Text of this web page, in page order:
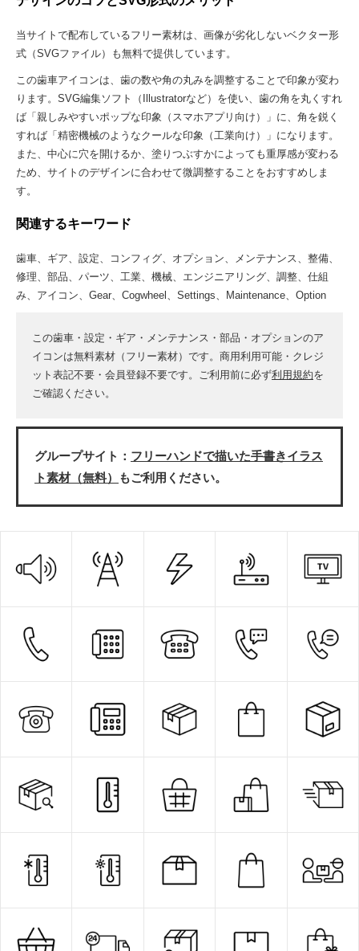
当サイトで配布しているフリー素材は、画像が劣化しないベクター形
式（SVGファイル）も無料で提供しています。
この歯車アイコンは、歯の数や角の丸みを調整することで印象が変わ
ります。SVG編集ソフト（Illustratorなど）を使い、歯の角を丸くすれ
ば「親しみやすいポップな印象（スマホアプリ向け）」に、角を鋭く
すれば「精密機械のようなクールな印象（工業向け）」になります。
また、中心に穴を開けるか、塗りつぶすかによっても重厚感が変わる
ため、サイトのデザインに合わせて微調整することをおすすめしま
す。
関連するキーワード
歯車、ギア、設定、コンフィグ、オプション、メンテナンス、整備、
修理、部品、パーツ、工業、機械、エンジニアリング、調整、仕組
み、アイコン、Gear、Cogwheel、Settings、Maintenance、Option
この歯車・設定・ギア・メンテナンス・部品・オプションのア
イコンは無料素材（フリー素材）です。商用利用可能・クレジ
ット表記不要・会員登録不要です。ご利用前に必ず利用規約を
ご確認ください。
グループサイト： フリーハンドで描いた手書きイラス
ト素材（無料）
もご利用ください。